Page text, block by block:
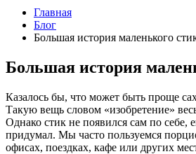
Главная
Блог
Большая история маленького
Большая история
Казалось бы, что может быть проще
Такую вещь словом «изобретение»
Однако стик не появился сам по себе,
придумал. Мы часто пользуемся
офисах, поездках, кафе или других